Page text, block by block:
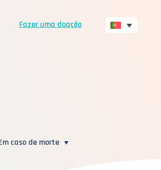
Fazer uma doação
caso de morte